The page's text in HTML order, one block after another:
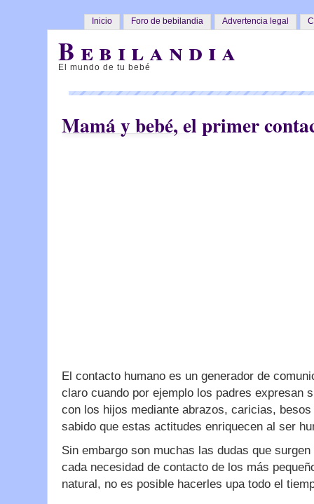
Inicio Foro de bebilandia Advertencia legal
Bebilandia
El mundo de tu bebé
Mamá y bebé, el primer
El contacto humano es un generador de
claro cuando por ejemplo los padres expresan
con los hijos mediante abrazos, caricias, besos
sabido que estas actitudes enriquecen al ser
Sin embargo son muchas las dudas que
cada necesidad de contacto de los más
natural, no es posible hacerles upa todo el